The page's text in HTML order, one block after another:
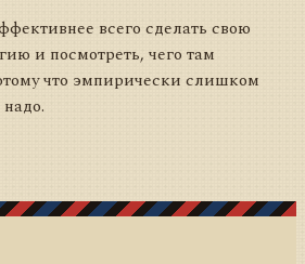
всего сделать свою
и посмотреть, чего там
что эмпирически слишком